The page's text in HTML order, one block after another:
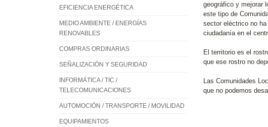
EFICIENCIA ENERGÉTICA
MEDIO AMBIENTE / ENERGÍAS
RENOVABLES
COMPRAS ORDINARIAS
SEÑALIZACIÓN Y SEGURIDAD
INFORMÁTICA / TIC /
TELECOMUNICACIONES
AUTOMOCIÓN / TRANSPORTE / MOVILIDAD
EQUIPAMIENTOS
geográfico y mejorar
este tipo de
sector eléctrico no
ciudadanía en el
El territorio es el
que ese rostro no
Las Comunidades
que no podemos